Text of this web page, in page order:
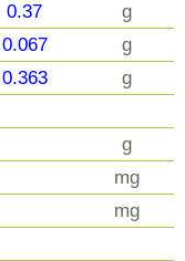
0.37
g
0.067
g
0.363
g
g
mg
mg